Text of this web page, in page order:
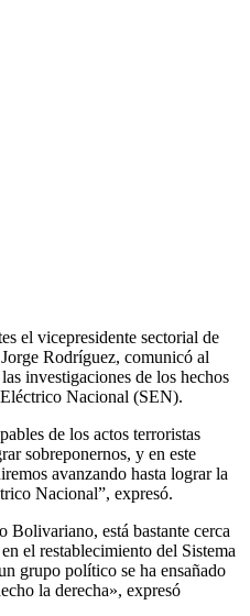
el vicepresidente sectorial de
Rodríguez, comunicó al
investigaciones de los hechos
Nacional (SEN).
de los actos terroristas
sobreponernos, y en este
avanzando hasta lograr la
Nacional”, expresó.
está bastante cerca
el restablecimiento del Sistema
grupo político se ha ensañado
la derecha», expresó